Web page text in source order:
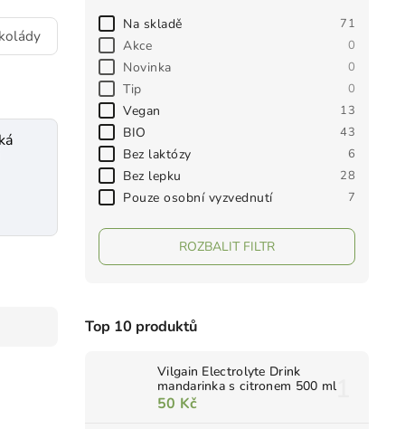
Na skladě 71
Akce 0
Novinka 0
Tip 0
Vegan 13
BIO 43
Bez laktózy 6
Bez lepku 28
Pouze osobní vyzvednutí 7
ROZBALIT FILTR
Top 10 produktů
Vilgain Electrolyte Drink
mandarinka s citronem 500 ml
50 Kč